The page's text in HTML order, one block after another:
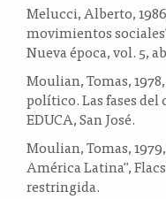
Melucci, Alberto,
movimientos
Nueva época, vol. 5,
Moulian, Tomas,
político. Las fases del
EDUCA, San José.
Moulian, Tomas,
América Latina",
restringida.